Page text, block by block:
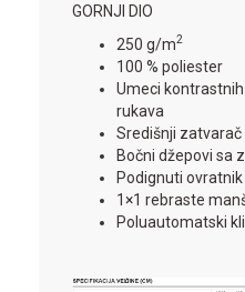
GORNJI DIO
250 g/m2
100 % poliester
Umeci
rukava
Središnji
Bočni džepovi sa
Podignuti ovratnik
1×1 rebraste
Poluautomatski